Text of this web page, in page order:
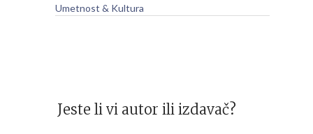
Umetnost & Kultura
Jeste li vi autor ili izdavač?